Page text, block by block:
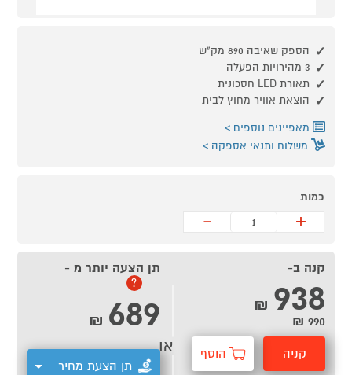
הספק שאיבה 890 מק"ש
3 מהירויות הפעלה
תאורת LED חסכונית
הוצאת אוויר מחוץ לבית
מאפיינים נוספים
משלוח ותנאי אספקה
כמות
+
-
קנה ב-
938
₪
990 ₪
קניה הוסף
תן הצעה יותר מ -
?
689
₪
תן הצעת מחיר
או